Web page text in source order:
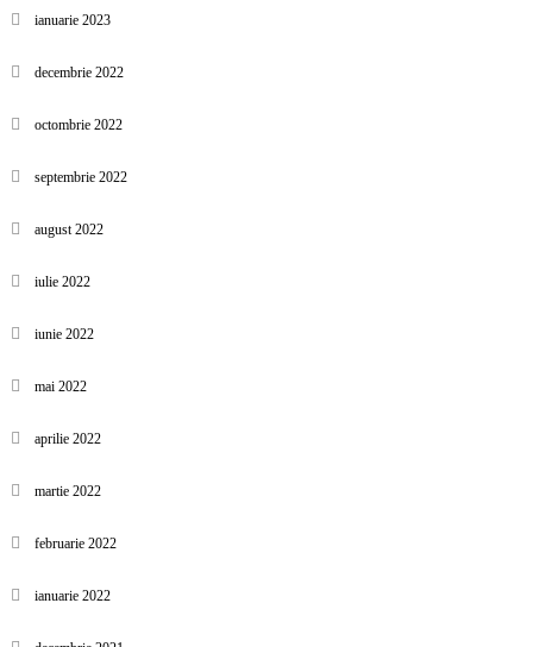
ianuarie 2023
decembrie 2022
octombrie 2022
septembrie 2022
august 2022
iulie 2022
iunie 2022
mai 2022
aprilie 2022
martie 2022
februarie 2022
ianuarie 2022